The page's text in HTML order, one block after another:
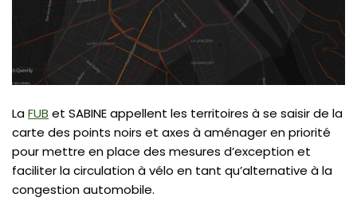
LaFUB et SABINE appellent les territoires à se saisir de la
carte des points noirs et axes à aménager en priorité
pour mettre en place des mesures d’exception et
faciliter la circulation à vélo en tant qu’alternative à la
congestion automobile.